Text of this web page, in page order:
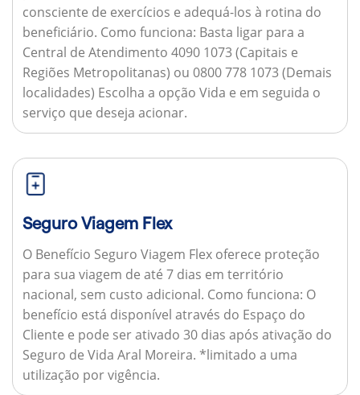
consciente de exercícios e adequá-los à rotina do
beneficiário. Como funciona: Basta ligar para a
Central de Atendimento 4090 1073 (Capitais e
Regiões Metropolitanas) ou 0800 778 1073 (Demais
localidades) Escolha a opção Vida e em seguida o
serviço que deseja acionar.
Seguro Viagem Flex
O Benefício Seguro Viagem Flex oferece proteção
para sua viagem de até 7 dias em território
nacional, sem custo adicional. Como funciona: O
benefício está disponível através do Espaço do
Cliente e pode ser ativado 30 dias após ativação do
Seguro de Vida Aral Moreira. *limitado a uma
utilização por vigência.